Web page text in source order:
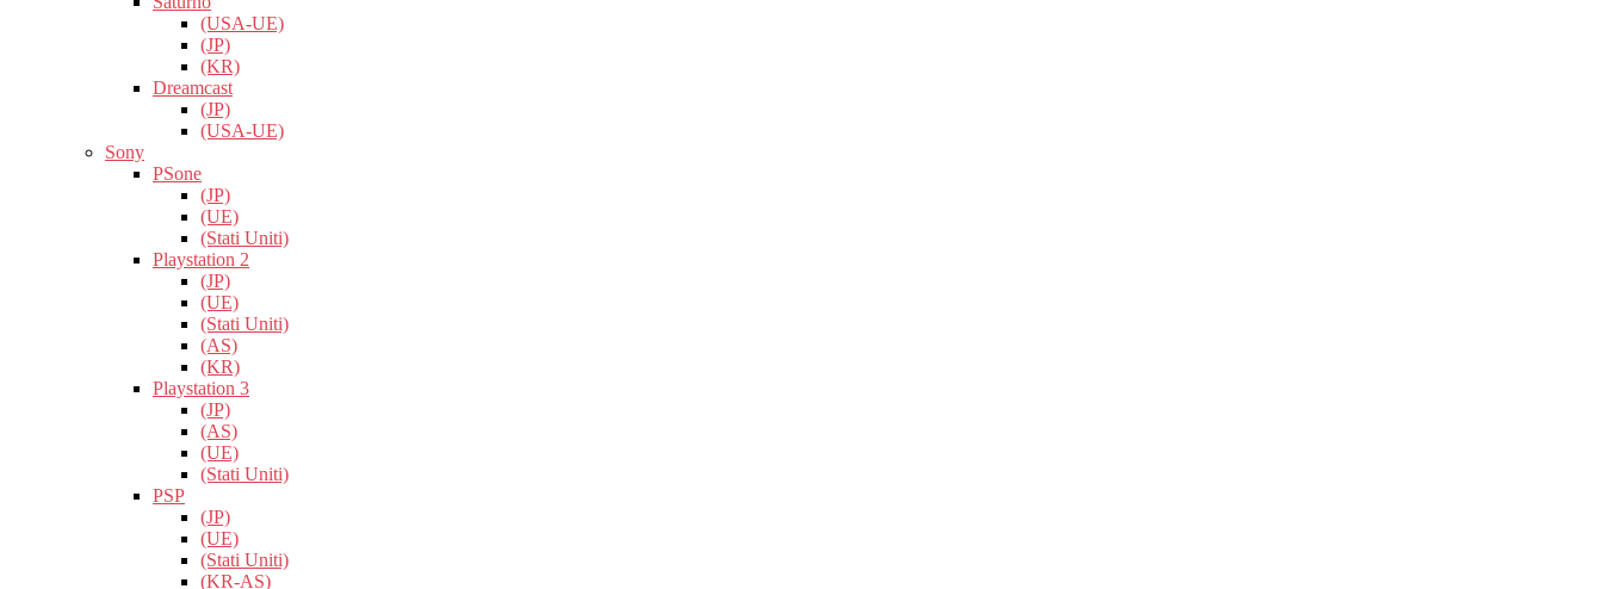
(USA-UE)
(JP)
(KR)
Dreamcast
(JP)
(USA-UE)
Sony
PSone
(JP)
(UE)
(Stati Uniti)
Playstation 2
(JP)
(UE)
(Stati Uniti)
(AS)
(KR)
Playstation 3
(JP)
(AS)
(UE)
(Stati Uniti)
PSP
(JP)
(UE)
(Stati Uniti)
(KR-AS)